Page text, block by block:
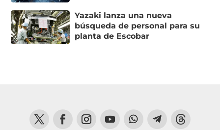
Yazaki lanza una nueva
búsqueda de personal para su
planta de Escobar